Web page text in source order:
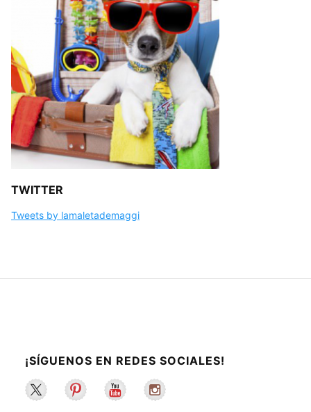
TWITTER
Tweets by lamaletademaggi
¡SÍGUENOS EN REDES SOCIALES!